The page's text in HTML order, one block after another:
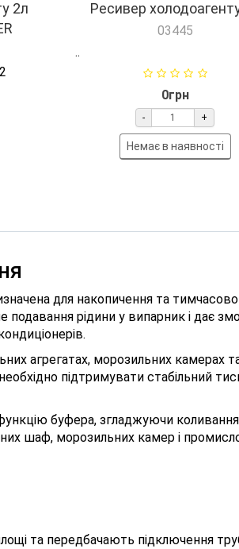
2л
Ресивер
03445
..
0грн
- +
Немає в наявності
для накопичення та
рідини у випарник і дає
агрегатах, морозильних камерах
підтримувати стабільний
буфера, згладжуючи
шаф, морозильних камер і
та передбачають підключення